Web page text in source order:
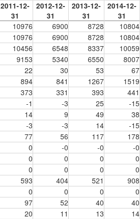
2011-12-
31
2012-12-
31
2013-12-
31
2014-12-
31
10976 6900 8728 10804
10976 6900 8728 10804
10456 6548 8337 10059
9153 5340 6550 8007
22 30 53 67
894 841 1267 1519
373 331 393 441
-1 -3 25 -15
14 9 49 38
-3 -3 14 -15
77 56 117 178
0 -0 -0 -0
0 0 0 0
0 0 0 0
593 404 521 908
0 0 0 0
97 52 40 40
20 11 13 14